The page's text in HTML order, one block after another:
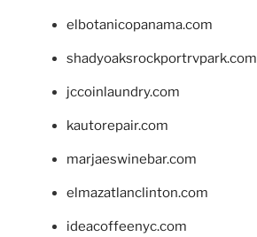
elbotanicopanama.com
shadyoaksrockportrvpark.com
jccoinlaundry.com
kautorepair.com
marjaeswinebar.com
elmazatlanclinton.com
ideacoffeenyc.com